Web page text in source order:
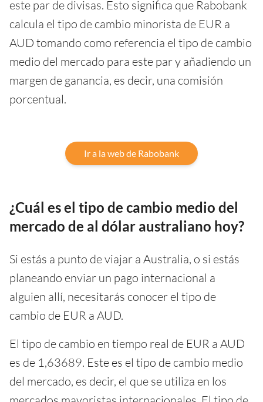
este par de divisas. Esto significa que Rabobank
calcula el tipo de cambio minorista de EUR a
AUD tomando como referencia el tipo de cambio
medio del mercado para este par y añadiendo un
margen de ganancia, es decir, una comisión
porcentual.
Ir a la web de Rabobank
¿Cuál es el tipo de cambio medio del
mercado de al dólar australiano hoy?
Si estás a punto de viajar a Australia, o si estás
planeando enviar un pago internacional a
alguien allí, necesitarás conocer el tipo de
cambio de EUR a AUD.
El tipo de cambio en tiempo real de EUR a AUD
es de 1,63689. Este es el tipo de cambio medio
del mercado, es decir, el que se utiliza en los